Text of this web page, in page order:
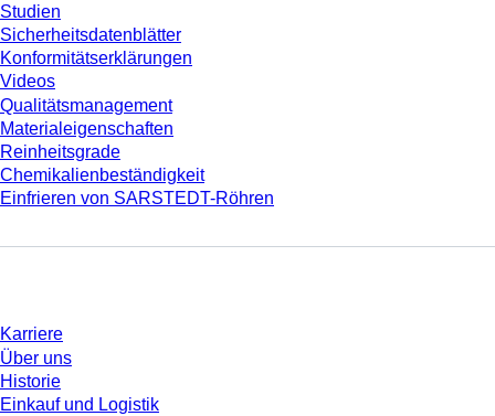
Studien
Sicherheitsdatenblätter
Konformitätserklärungen
Videos
Qualitätsmanagement
Materialeigenschaften
Reinheitsgrade
Chemikalienbeständigkeit
Einfrieren von SARSTEDT-Röhren
Karriere
Über uns
Historie
Einkauf und Logistik